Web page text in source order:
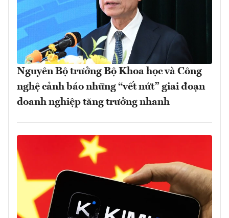
Nguyên Bộ trưởng Bộ Khoa học và Công
nghệ cảnh báo những “vết nứt” giai đoạn
doanh nghiệp tăng trưởng nhanh